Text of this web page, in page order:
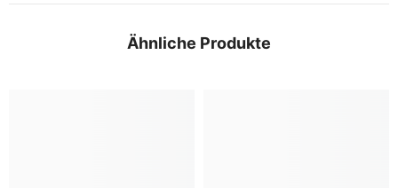
Ähnliche Produkte